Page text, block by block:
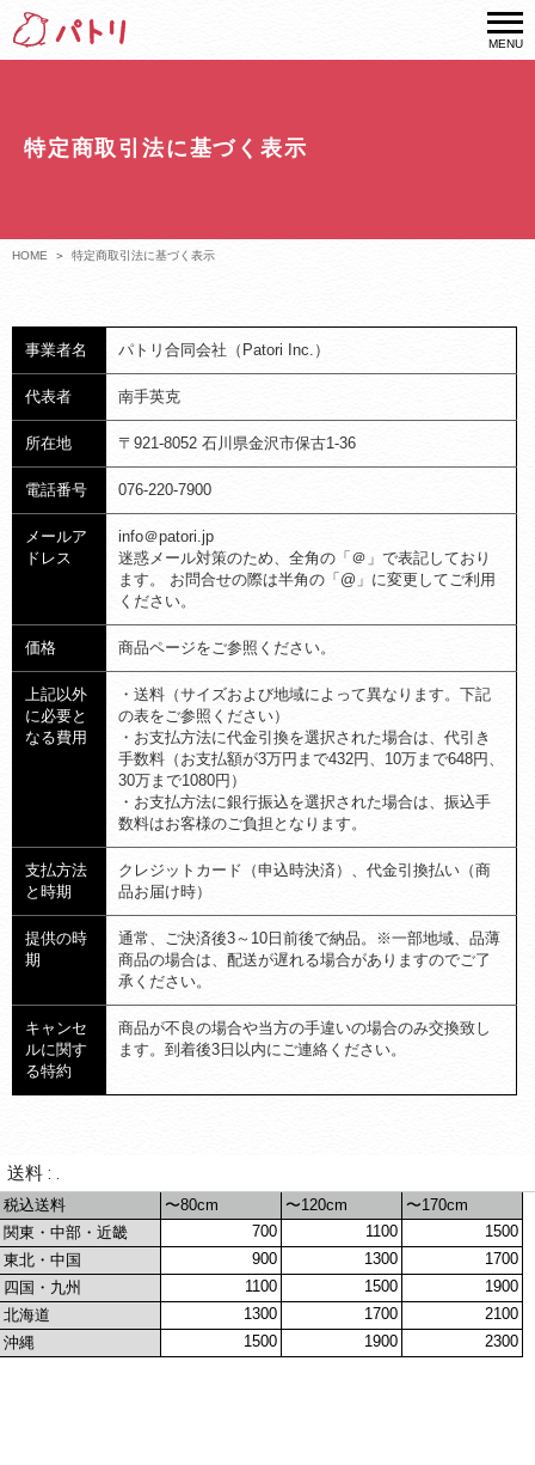
MENU
特定商取引法に基づく表示
HOME 特定商取引法に基づく表示
事業者名 パトリ合同会社（Patori Inc.）
代表者 南手英克
所在地 〒921-8052 石川県金沢市保古1-36
電話番号 076-220-7900
メールア
ドレス
info＠patori.jp
迷惑メール対策のため、全角の「＠」で表記しており
ます。 お問合せの際は半角の「@」に変更してご利用
ください。
価格 商品ページをご参照ください。
上記以外
に必要と
なる費用
・送料（サイズおよび地域によって異なります。下記
の表をご参照ください）
・お支払方法に代金引換を選択された場合は、代引き
手数料（お支払額が3万円まで432円、10万まで648円、
30万まで1080円）
・お支払方法に銀行振込を選択された場合は、振込手
数料はお客様のご負担となります。
支払方法
と時期
クレジットカード（申込時決済）、代金引換払い（商
品お届け時）
提供の時
期
通常、ご決済後3～10日前後で納品。※一部地域、品薄
商品の場合は、配送が遅れる場合がありますのでご了
承ください。
キャンセ
ルに関す
る特約
商品が不良の場合や当方の手違いの場合のみ交換致し
ます。到着後3日以内にご連絡ください。